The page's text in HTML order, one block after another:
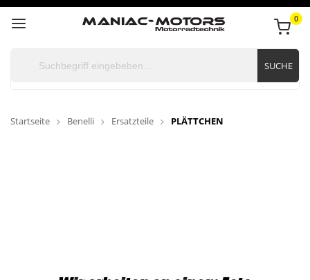
0
SUCHE
Startseite Benelli Ersatzteile PLÄTTCHEN